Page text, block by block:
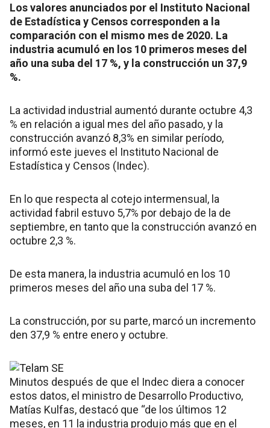
Los valores anunciados por el Instituto Nacional
de Estadística y Censos corresponden a la
comparación con el mismo mes de 2020. La
industria acumuló en los 10 primeros meses del
año una suba del 17 %, y la construcción un 37,9
%.
La actividad industrial aumentó durante octubre 4,3
% en relación a igual mes del año pasado, y la
construcción avanzó 8,3% en similar período,
informó este jueves el Instituto Nacional de
Estadística y Censos (Indec).
En lo que respecta al cotejo intermensual, la
actividad fabril estuvo 5,7% por debajo de la de
septiembre, en tanto que la construcción avanzó en
octubre 2,3 %.
De esta manera, la industria acumuló en los 10
primeros meses del año una suba del 17 %.
La construcción, por su parte, marcó un incremento
den 37,9 % entre enero y octubre.
Minutos después de que el Indec diera a conocer
estos datos, el ministro de Desarrollo Productivo,
Matías Kulfas, destacó que “de los últimos 12
meses, en 11 la industria produjo más que en el